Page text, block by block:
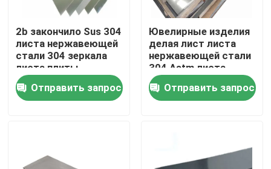
Дома
Контакты
2b закончило Sus 304
листа нержавеющей
стали 304 зеркала
листа плиты
нержавеющей стали
золотой
Отправить запрос
Ювелирные изделия
делая лист листа
нержавеющей стали
304 Astm листа
плиты нержавеющей
стали для Ktv
Отправить запрос